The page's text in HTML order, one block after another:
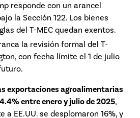
responde con un arancel
la Sección 122. Los bienes
del T-MEC quedan exentos.
la revisión formal del T-
con fecha límite el 1 de julio
exportaciones agroalimentarias
entre enero y julio de 2025,
a EE.UU. se desplomaron 16%, y